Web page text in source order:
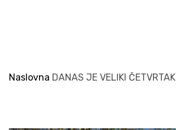
Naslovna DANAS JE VELIKI ČETVRTAK